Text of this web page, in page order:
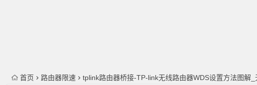
首页 路由器限速 tplink路由器桥接-TP-link无线路由器WDS设置方法图解_